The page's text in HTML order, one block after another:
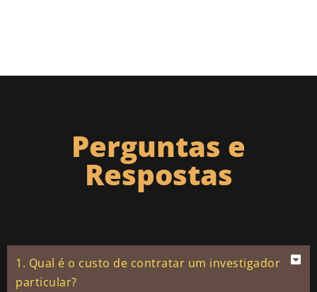
Perguntas e
Respostas
1. Qual é o custo de contratar um investigador
particular?